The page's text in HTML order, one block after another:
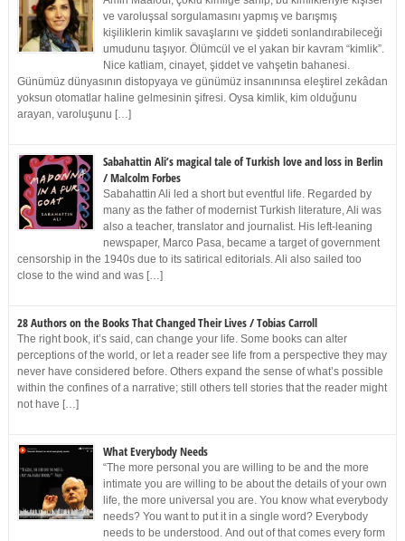
ve varoluşsal sorgulamasını yapmış ve barışmış
kişiliklerin kimlik savaşlarını ve şiddeti sonlandırabileceği
umudunu taşıyor. Ölümcül ve el yakan bir kavram “kimlik”.
Nice katliam, cinayet, şiddet ve vahşetin bahanesi.
Günümüz dünyasının distopyaya ve günümüz insanınınsa eleştirel zekâdan
yoksun otomatlar haline gelmesinin şifresi. Oysa kimlik, kim olduğunu
arayan, varoluşunu […]
Sabahattin Ali’s magical tale of Turkish love and loss in Berlin
/ Malcolm Forbes
Sabahattin Ali led a short but eventful life. Regarded by
many as the father of modernist Turkish literature, Ali was
also a teacher, translator and journalist. His left-leaning
newspaper, Marco Pasa, became a target of government
censorship in the 1940s due to its satirical editorials. Ali also sailed too
close to the wind and was […]
28 Authors on the Books That Changed Their Lives / Tobias Carroll
The right book, it’s said, can change your life. Some books can alter
perceptions of the world, or let a reader see life from a perspective they may
never have considered before. Others expand the sense of what’s possible
within the confines of a narrative; still others tell stories that the reader might
not have […]
What Everybody Needs
“The more personal you are willing to be and the more
intimate you are willing to be about the details of your own
life, the more universal you are. You know what everybody
needs? You want to put it in a single word? Everybody
needs to be understood. And out of that comes every form